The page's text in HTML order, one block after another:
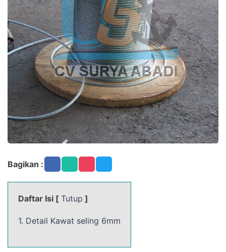
Bagikan :
Daftar Isi [ Tutup ]
1. Detail Kawat seling 6mm